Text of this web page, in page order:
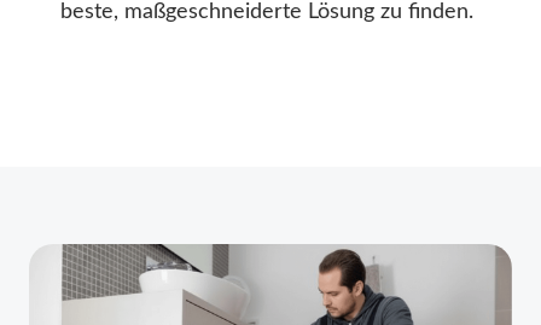
beste, maßgeschneiderte Lösung zu finden.